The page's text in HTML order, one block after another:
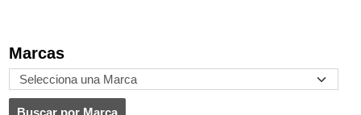
Marcas